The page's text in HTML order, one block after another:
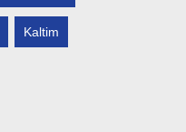
Kaltim